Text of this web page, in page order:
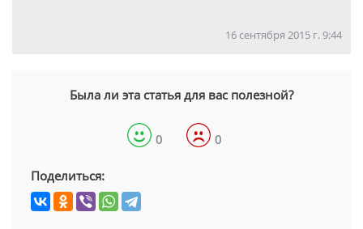
16 сентября 2015 г. 9:44
Была ли эта статья для вас полезной?
0 0
Поделиться: